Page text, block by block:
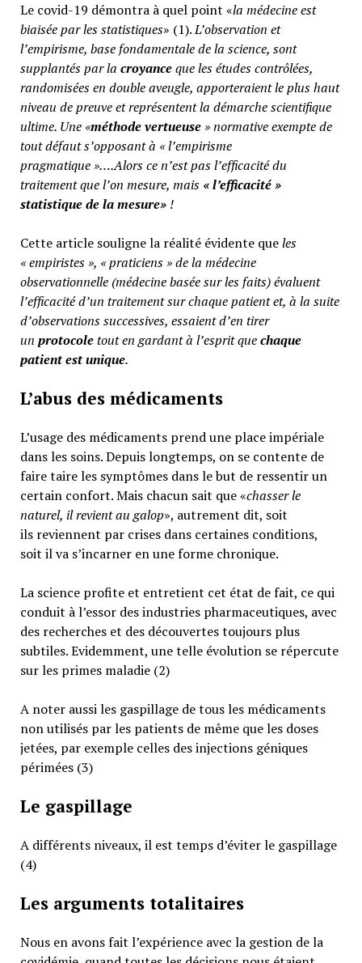
Le covid-19 démontra à quel point «la médecine est
biaisée par les statistiques» (1).L’observation et
l’empirisme, base fondamentale de la science, sont
supplantés par la croyanceque les études contrôlées,
randomisées en double aveugle, apporteraient le plus haut
niveau de preuve et représentent la démarche scientifique
ultime. Une «méthode vertueuse» normative exempte de
tout défaut s’opposant à « l’empirisme
pragmatique »….Alors ce n’est pas l’efficacité du
traitement que l’on mesure, mais «l’efficacité »
statistique de la mesure» !
Cette article souligne la réalité évidente queles
« empiristes », « praticiens » de la médecine
observationnelle (médecine basée sur les faits) évaluent
l’efficacité d’un traitement sur chaque patient et, à la suite
d’observations successives, essaient d’en tirer
un protocoletout en gardant à l’esprit quechaque
patient est unique.
L’abus des médicaments
L’usage des médicaments prend une place impériale
dans les soins. Depuis longtemps, on se contente de
faire taire les symptômes dans le but de ressentir un
certain confort. Mais chacun sait que «chasser le
naturel, il revient au galop», autrement dit, soit
ils reviennent par crises dans certaines conditions,
soit il va s’incarner en une forme chronique.
La science profite et entretient cet état de fait, ce qui
conduit à l’essor des industries pharmaceutiques, avec
des recherches et des découvertes toujours plus
subtiles. Evidemment, une telle évolution se répercute
sur les primes maladie (2)
A noter aussi les gaspillage de tous les médicaments
non utilisés par les patients de même que les doses
jetées, par exemple celles des injections géniques
périmées (3)
Le gaspillage
A différents niveaux, il est temps d’éviter le gaspillage
(4)
Les arguments totalitaires
Nous en avons fait l’expérience avec la gestion de la